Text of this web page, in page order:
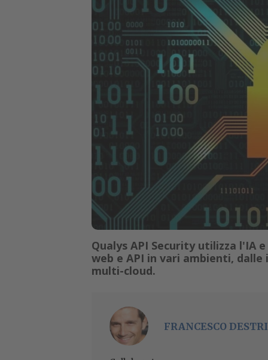
Qualys API Security utilizza l'IA
web e API in vari ambienti,
multi-cloud.
FRANCESCO DESTRI